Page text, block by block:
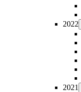
2022
2021